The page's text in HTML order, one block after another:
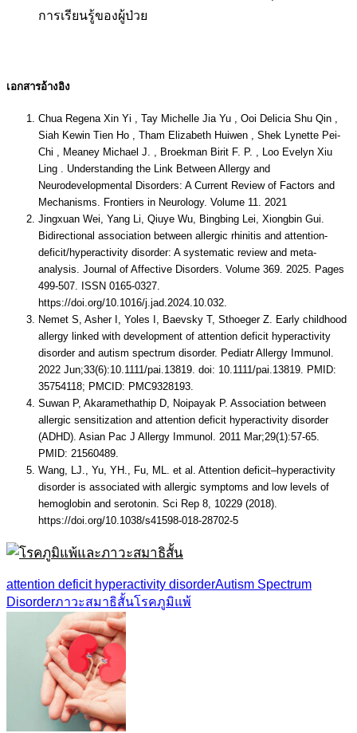
การเรียนรู้ของผู้ป่วย
เอกสารอ้างอิง
Chua Regena Xin Yi , Tay Michelle Jia Yu , Ooi Delicia Shu Qin ,
Siah Kewin Tien Ho , Tham Elizabeth Huiwen , Shek Lynette Pei-
Chi , Meaney Michael J. , Broekman Birit F. P. , Loo Evelyn Xiu
Ling . Understanding the Link Between Allergy and
Neurodevelopmental Disorders: A Current Review of Factors and
Mechanisms. Frontiers in Neurology. Volume 11. 2021
Jingxuan Wei, Yang Li, Qiuye Wu, Bingbing Lei, Xiongbin Gui.
Bidirectional association between allergic rhinitis and attention-
deficit/hyperactivity disorder: A systematic review and meta-
analysis. Journal of Affective Disorders. Volume 369. 2025. Pages
499-507. ISSN 0165-0327.
https://doi.org/10.1016/j.jad.2024.10.032.
Nemet S, Asher I, Yoles I, Baevsky T, Sthoeger Z. Early childhood
allergy linked with development of attention deficit hyperactivity
disorder and autism spectrum disorder. Pediatr Allergy Immunol.
2022 Jun;33(6):10.1111/pai.13819. doi: 10.1111/pai.13819. PMID:
35754118; PMCID: PMC9328193.
Suwan P, Akaramethathip D, Noipayak P. Association between
allergic sensitization and attention deficit hyperactivity disorder
(ADHD). Asian Pac J Allergy Immunol. 2011 Mar;29(1):57-65.
PMID: 21560489.
Wang, LJ., Yu, YH., Fu, ML. et al. Attention deficit–hyperactivity
disorder is associated with allergic symptoms and low levels of
hemoglobin and serotonin. Sci Rep 8, 10229 (2018).
https://doi.org/10.1038/s41598-018-28702-5
attention deficit hyperactivity disorderAutism Spectrum
Disorderภาวะสมาธิสั้นโรคภูมิแพ้